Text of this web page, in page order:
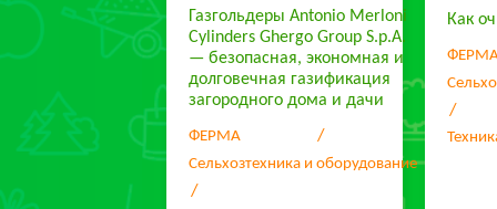
взять хорошую чистую
воду?
Газгольдеры Antonio Merloni
Cylinders Ghergo Group S.p.A.
— безопасная, экономная и
долговечная газификация
загородного дома и дачи
ФЕРМА
Сельхозтехника и оборудование
Как